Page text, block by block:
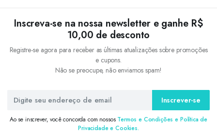
Inscreva-se na nossa newsletter e ganhe R$
10,00 de desconto
Registre-se agora para receber as últimas atualizações sobre promoções
e cupons.
Não se preocupe, não enviamos spam!
Inscrever-se
Ao se inscrever, você concorda com nossos Termos e Condições e Política de
Privacidade e Cookies.